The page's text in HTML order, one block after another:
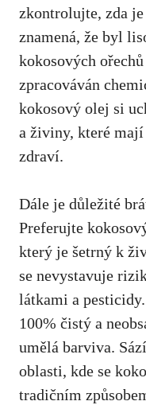
zkontrolujte, ​zda
znamená, že byl
kokosových
⁣zpracováván
kokosový olej si
a živiny, které mají
zdraví.
Dále je důležité
Preferujte
který je šetrný⁣ k
se nevystavuje
látkami a
100% čistý a
umělá barviva.
oblasti, kde se
tradičním